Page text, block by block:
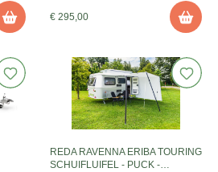
€ 295,00
REDA RAVENNA ERIBA TOURING
SCHUIFLUIFEL - PUCK -